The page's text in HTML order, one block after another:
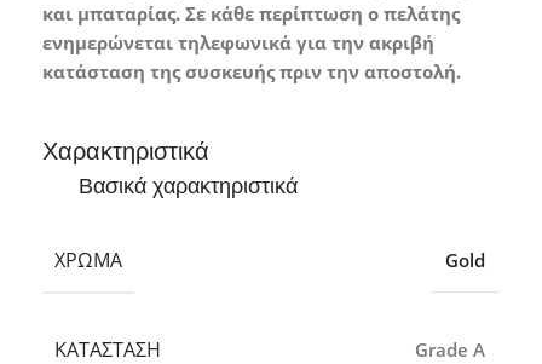
και μπαταρίας. Σε κάθε περίπτωση ο πελάτης
ενημερώνεται τηλεφωνικά για την ακριβή
κατάσταση της συσκευής πριν την αποστολή.
Χαρακτηριστικά
Βασικά χαρακτηριστικά
ΧΡΏΜΑ Gold
ΚΑΤΆΣΤΑΣΗ Grade A